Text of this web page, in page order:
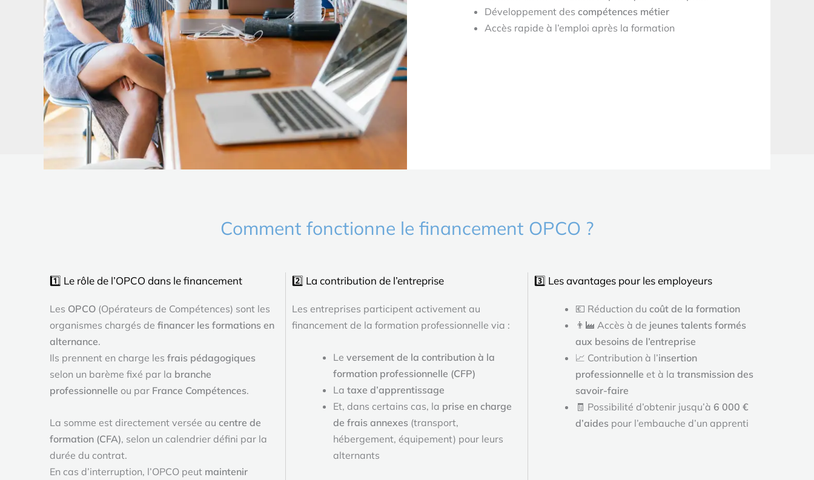
Développement des compétences métier
Accès rapide à l’emploi après la formation
Comment fonctionne le financement OPCO ?
1️⃣ Le rôle de l’OPCO dans le financement
Les OPCO (Opérateurs de Compétences) sont les
organismes chargés de financer les formations en
alternance.
Ils prennent en charge les frais pédagogiques
selon un barème fixé par la branche
professionnelle ou par France Compétences.
La somme est directement versée au centre de
formation (CFA), selon un calendrier défini par la
durée du contrat.
En cas d’interruption, l’OPCO peut maintenir
2️⃣ La contribution de l’entreprise
Les entreprises participent activement au
financement de la formation professionnelle via :
Leversement de la contribution à la
formation professionnelle (CFP)
Lataxe d’apprentissage
Et, dans certains cas, la prise en charge
de frais annexes (transport,
hébergement, équipement) pour leurs
alternants
3️⃣ Les avantages pour les employeurs
💶 Réduction ducoût de la formation
👨‍🏭 Accès à de jeunes talents formés
aux besoins de l’entreprise
📈 Contribution à l’insertion
professionnelle et à latransmission des
savoir-faire
🧾 Possibilité d’obtenir jusqu’à 6 000 €
d’aides pour l’embauche d’un apprenti